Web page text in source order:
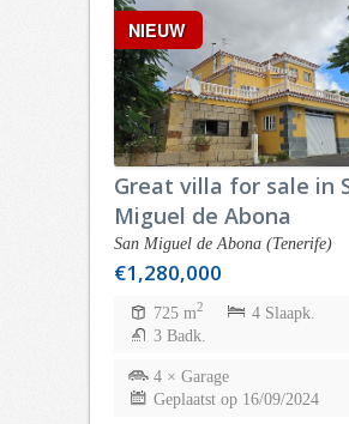
NIEUW
Great villa for sale in
Miguel de Abona
San Miguel de Abona (Tenerife)
€1,280,000
725 m2
4 Slaapk.
3 Badk.
4 × Garage
Geplaatst op 16/09/2024